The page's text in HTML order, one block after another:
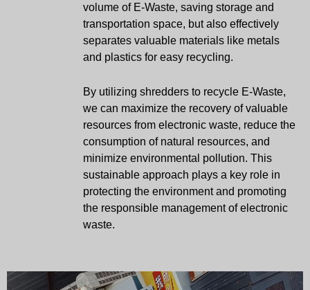
volume of E-Waste, saving storage and
transportation space, but also effectively
separates valuable materials like metals
and plastics for easy recycling.
By utilizing shredders to recycle E-Waste,
we can maximize the recovery of valuable
resources from electronic waste, reduce the
consumption of natural resources, and
minimize environmental pollution. This
sustainable approach plays a key role in
protecting the environment and promoting
the responsible management of electronic
waste.